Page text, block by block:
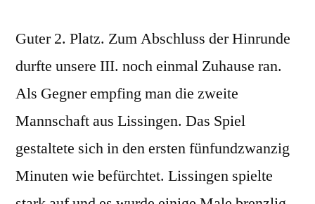
Guter 2. Platz. Zum Abschluss der Hinrunde
durfte unsere III. noch einmal Zuhause ran.
Als Gegner empfing man die zweite
Mannschaft aus Lissingen. Das Spiel
gestaltete sich in den ersten fünfundzwanzig
Minuten wie befürchtet. Lissingen spielte